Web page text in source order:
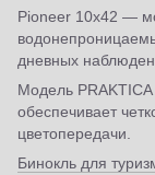
Pioneer 10x42 —
дневных
Модель
обеспечивает
цветопередачи.
Бинокль для